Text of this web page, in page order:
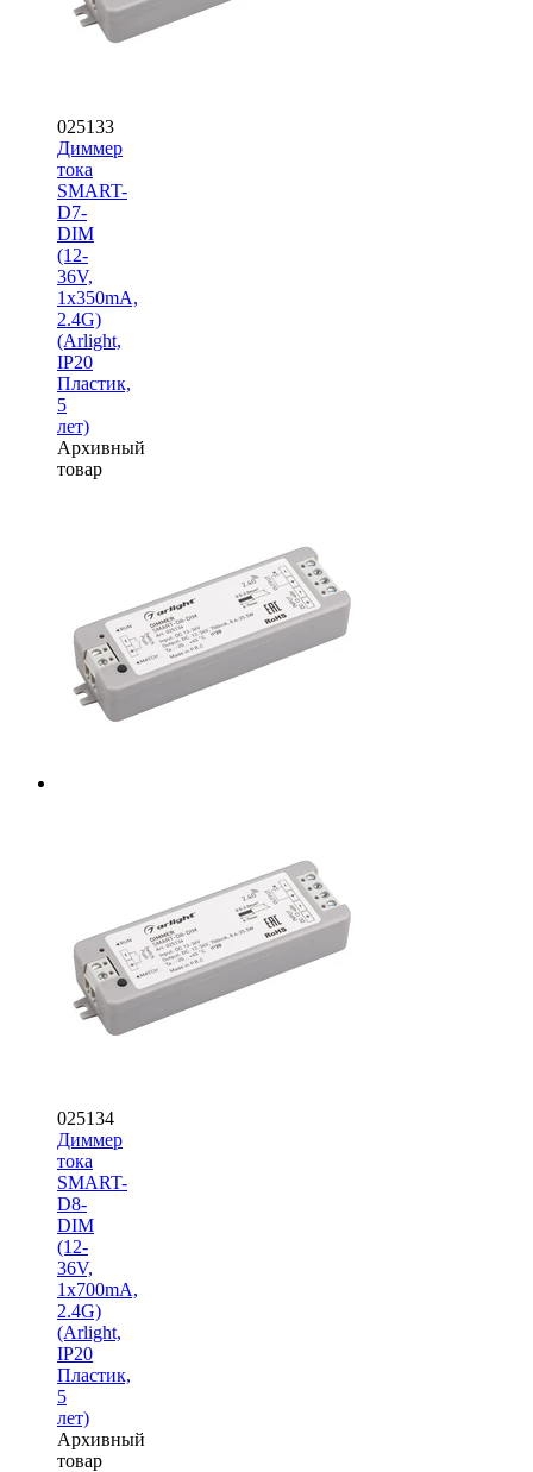
025133
Диммер
тока
SMART-
D7-
DIM
(12-
36V,
1x350mA,
2.4G)
(Arlight,
IP20
Пластик,
5
лет)
Архивный
товар
025134
Диммер
тока
SMART-
D8-
DIM
(12-
36V,
1x700mA,
2.4G)
(Arlight,
IP20
Пластик,
5
лет)
Архивный
товар